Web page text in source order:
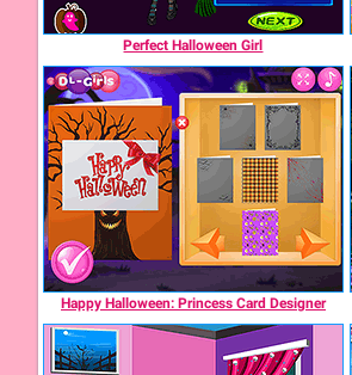
Perfect Halloween Girl
Happy Halloween: Princess Card Designer